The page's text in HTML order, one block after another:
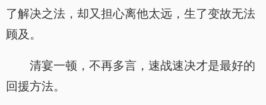
了解决之法，却又担心离他太远，生了变故无法
顾及。
清宴一顿，不再多言，速战速决才是最好的
回援方法。